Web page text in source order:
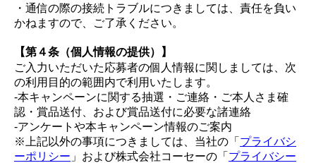
・通信の際の接続トラブルにつきましては、責任を負い
かねますので、ご了承ください。
【第４条（個人情報の提供）】
ご入力いただいた応募者の個人情報に関しましては、次
の利用目的の範囲内で利用いたします。
-本キャンペーンに関する抽選・ご連絡・ご本人さま確
認・賞品送付、および賞品送付に必要な諸連絡
-アンケートや本キャンペーン情報のご案内
※上記以外の事項につきましては、当社の「 プライバシ
ーポリシー 」および株式会社コーセーの「 プライバシー